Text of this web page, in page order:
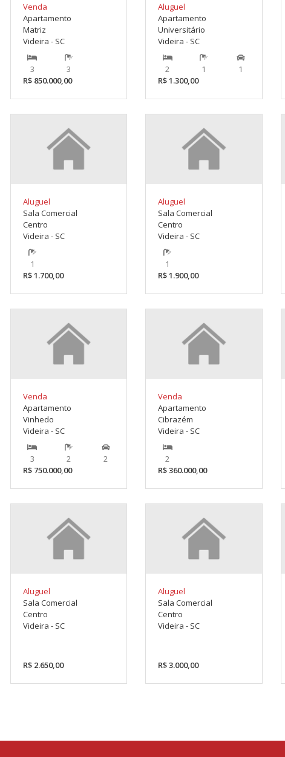
Venda
Apartamento
Matriz
Videira - SC
3
3
R$ 850.000,00
Aluguel
Apartamento
Universitário
Videira - SC
2 1
1
R$ 1.300,00
Aluguel
Sala Comercial
Centro
Videira - SC
1
R$ 1.700,00
Aluguel
Sala Comercial
Centro
Videira - SC
1
R$ 1.900,00
Venda
Apartamento
Vinhedo
Videira - SC
3 2
2
R$ 750.000,00
Venda
Apartamento
Cibrazém
Videira - SC
2
R$ 360.000,00
Aluguel
Sala Comercial
Centro
Videira - SC
R$ 2.650,00
Aluguel
Sala Comercial
Centro
Videira - SC
R$ 3.000,00